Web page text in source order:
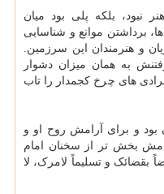
نبود، بلکه پلی بود میان
برداشتن موانع و شناسایی
و هنرمندان این سرزمین.
به همان میزان دشوار
های چرخ کجمدار را تاب
بود و برای آرامش روح او و
بخش تر از سخنان امام
و تسلیماً لامرک، لا